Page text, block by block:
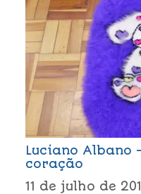
Luciano Albano
coração
11 de julho de